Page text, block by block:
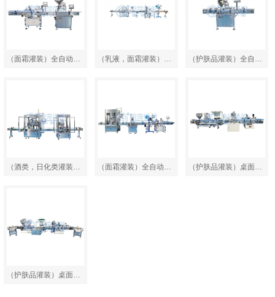
（面霜灌装）全自动单… （乳液，面霜灌装）全… （护肤品灌装）全自动…
（酒类，日化类灌装）… （面霜灌装）全自动二… （护肤品灌装）桌面式…